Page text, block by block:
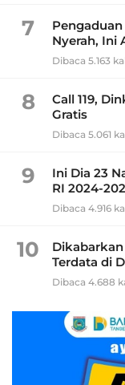
7
Nyerah, Ini
Dibaca 5.163
8
Call 119,
Gratis
Dibaca 5.061
9
Ini Dia 23
RI 2024-
Dibaca 4.916
10
Dikabarkan
Terdata di
Dibaca 4.688